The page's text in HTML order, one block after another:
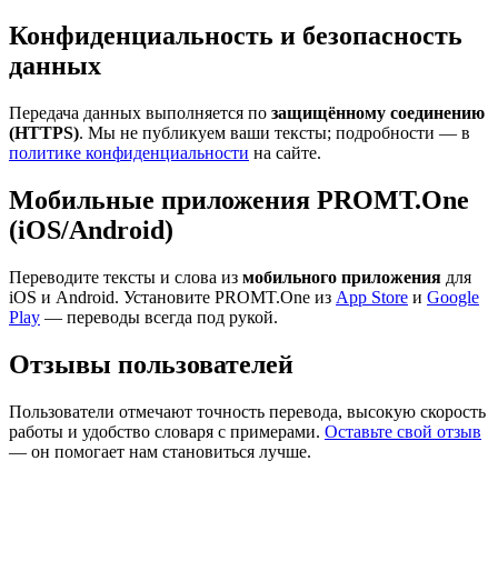
Конфиденциальность и безопасность
данных
Передача данных выполняется по защищённому соединению
(HTTPS). Мы не публикуем ваши тексты; подробности — в
политике конфиденциальности на сайте.
Мобильные приложения PROMT.One
(iOS/Android)
Переводите тексты и слова из мобильного приложения для
iOS и Android. Установите PROMT.One из App Store и Google
Play — переводы всегда под рукой.
Отзывы пользователей
Пользователи отмечают точность перевода, высокую скорость
работы и удобство словаря с примерами. Оставьте свой отзыв
— он помогает нам становиться лучше.